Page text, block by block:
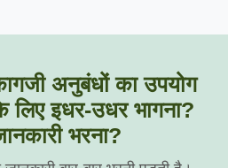
अनुबंधों का उपयोग
लिए इधर-उधर भागना?
भरना?